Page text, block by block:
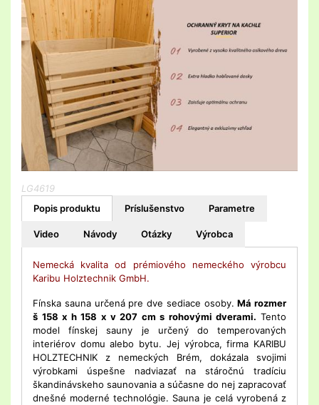
LG4619
Popis produktu
Príslušenstvo Parametre
Video Návody Otázky Výrobca
Nemecká kvalita od prémiového nemeckého výrobcu
Karibu Holztechnik GmbH.
Fínska sauna určená pre dve sediace osoby.Má rozmer
š 158 x h 158 x v 207 cm s rohovými dverami. Tento
model fínskej sauny je určený do temperovaných
interiérov domu alebo bytu. Jej výrobca, firma KARIBU
HOLZTECHNIK z nemeckých Brém, dokázala svojimi
výrobkami úspešne nadviazať na stáročnú tradíciu
škandinávskeho saunovania a súčasne do nej zapracovať
dnešné moderné technológie. Sauna je celá vyrobená z